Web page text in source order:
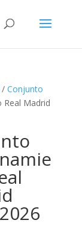
/ Conjunto
Madrid